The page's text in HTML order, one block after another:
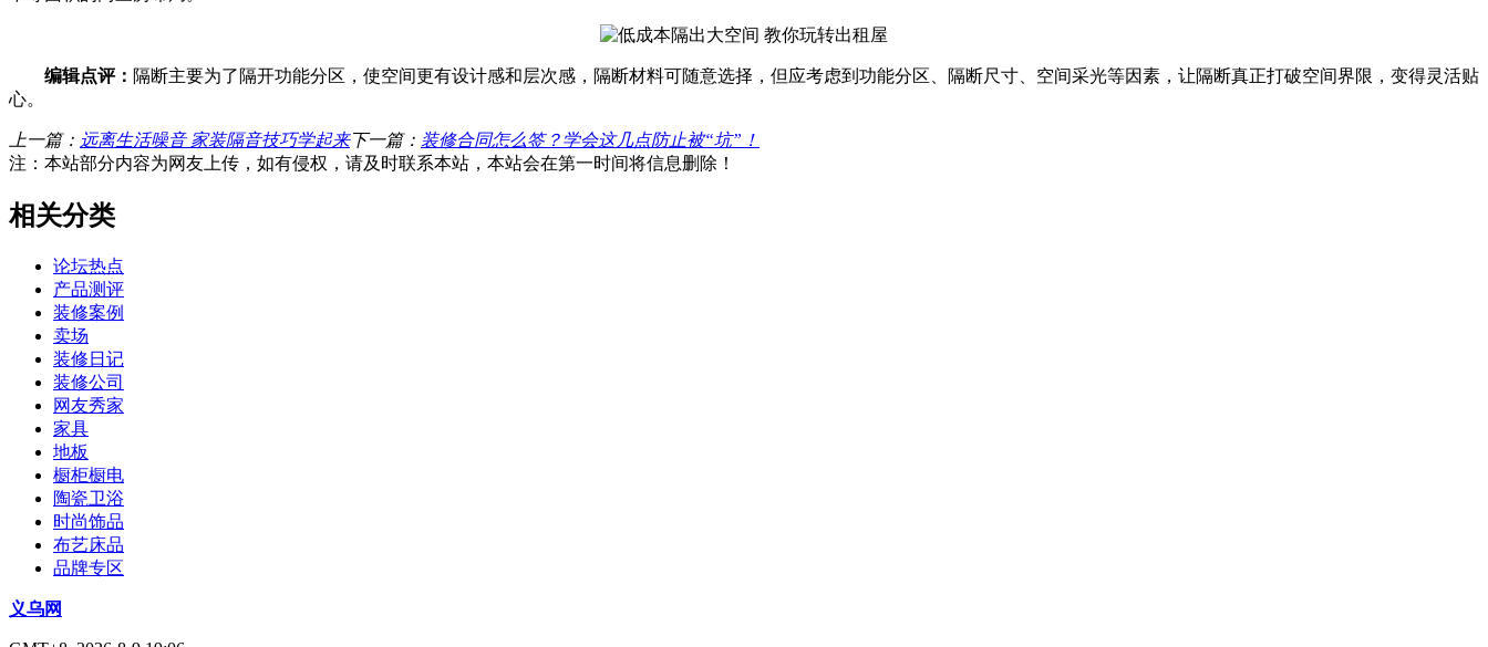
编辑点评： 隔断主要为了隔开功能分区，使空间更有设计感和层次感，隔断材料可随意选择，但应考虑到功能分区、隔断尺寸、空间采光等因素，让隔断真正打破空间界限，变得灵活贴
心。
上一篇： 远离生活噪音 家装隔音技巧学起来下一篇： 装修合同怎么签？学会这几点防止被“坑”！
注：本站部分内容为网友上传，如有侵权，请及时联系本站，本站会在第一时间将信息删除！
相关分类
论坛热点
产品测评
装修案例
卖场
装修日记
装修公司
网友秀家
家具
地板
橱柜橱电
陶瓷卫浴
时尚饰品
布艺床品
品牌专区
义乌网